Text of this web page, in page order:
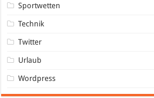
Sportwetten
Technik
Twitter
Urlaub
Wordpress